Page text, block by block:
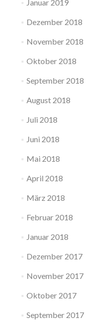
Januar 2019
Dezember 2018
November 2018
Oktober 2018
September 2018
August 2018
Juli 2018
Juni 2018
Mai 2018
April 2018
März 2018
Februar 2018
Januar 2018
Dezember 2017
November 2017
Oktober 2017
September 2017